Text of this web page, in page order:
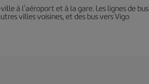
à l’aéroport et à la gare. Les lignes de bus
villes voisines, et des bus vers Vigo